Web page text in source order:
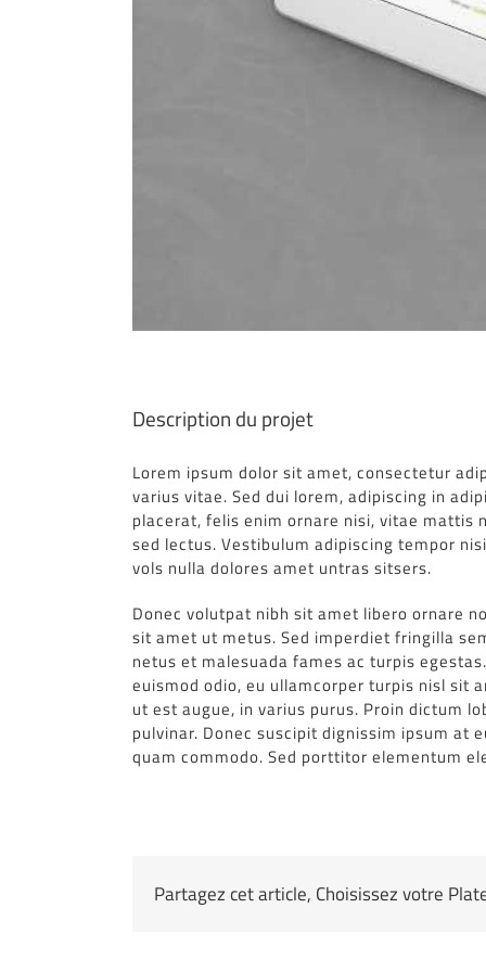
Description du projet
Lorem ipsum dolor sit amet, consectetur
varius vitae. Sed dui lorem, adipiscing in
placerat, felis enim ornare nisi, vitae mattis
sed lectus. Vestibulum adipiscing tempor
vols nulla dolores amet untras sitsers.
Donec volutpat nibh sit amet libero ornare
sit amet ut metus. Sed imperdiet fringilla
netus et malesuada fames ac turpis
euismod odio, eu ullamcorper turpis nisl sit
ut est augue, in varius purus. Proin dictum
pulvinar. Donec suscipit dignissim ipsum at
quam commodo. Sed porttitor elementum
Partagez cet article, Choisissez votre